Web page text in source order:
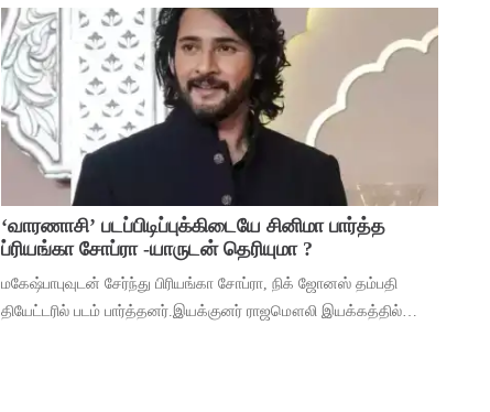
முக்கியத்துவம் கொண்ட ‘மைசா’ என்ற படத
‘வாரணாசி’ படப்பிடிப்புக்கிடையே சினிமா பார்த்த
ப்ரியங்கா சோப்ரா -யாருடன் தெரியுமா ?
மகேஷ்பாபுவுடன் சேர்ந்து பிரியங்கா சோப்ரா, நிக் ஜோனஸ் தம்பதி
தியேட்டரில் படம் பார்த்தனர்.இயக்குனர் ராஜமௌலி இயக்கத்தில்